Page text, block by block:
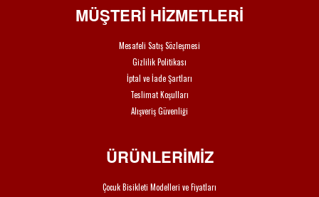
MÜŞTERİ HİZMETLERİ
Mesafeli Satış Sözleşmesi
Gizlilik Politikası
İptal ve İade Şartları
Teslimat Koşulları
Alışveriş Güvenliği
ÜRÜNLERİMİZ
Çocuk Bisikleti Modelleri ve Fiyatları